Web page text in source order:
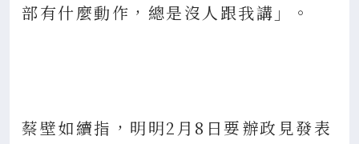
部有什麼動作，總是沒人跟我講」。
蔡壁如續指，明明2月8日要辦政見發表